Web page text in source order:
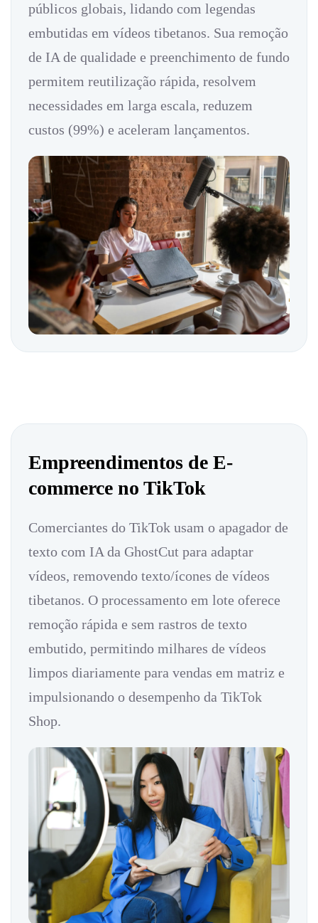
públicos globais, lidando com legendas
embutidas em vídeos tibetanos. Sua remoção
de IA de qualidade e preenchimento de fundo
permitem reutilização rápida, resolvem
necessidades em larga escala, reduzem
custos (99%) e aceleram lançamentos.
Empreendimentos de E-
commerce no TikTok
Comerciantes do TikTok usam o apagador de
texto com IA da GhostCut para adaptar
vídeos, removendo texto/ícones de vídeos
tibetanos. O processamento em lote oferece
remoção rápida e sem rastros de texto
embutido, permitindo milhares de vídeos
limpos diariamente para vendas em matriz e
impulsionando o desempenho da TikTok
Shop.